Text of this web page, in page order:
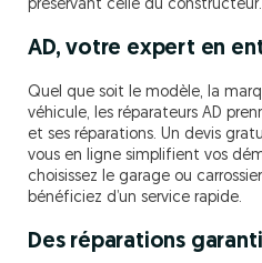
préservant celle du constructeur.
AD, votre expert en
Quel que soit le modèle, la
véhicule, les réparateurs AD
et ses réparations. Un devis
vous en ligne simplifient vos
choisissez le garage ou
bénéficiez d’un service rapide.
Des réparations